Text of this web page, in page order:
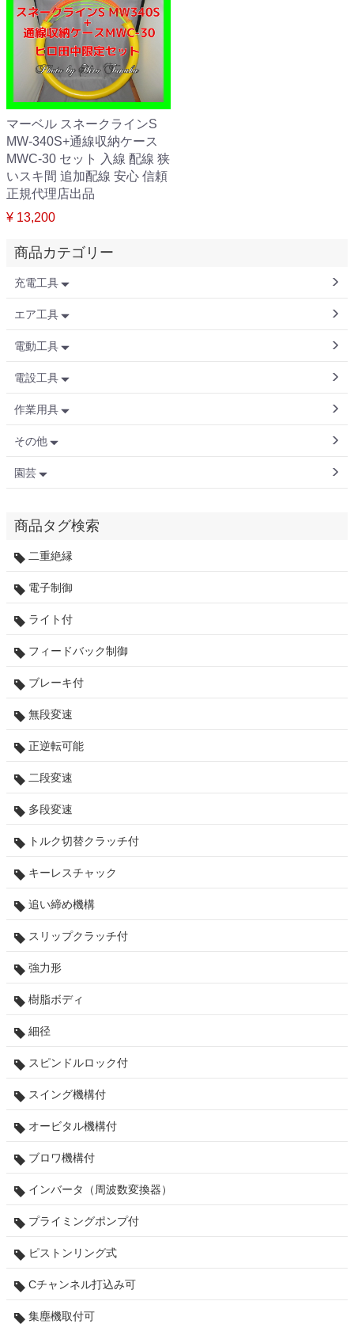
マーベル スネークラインS
MW-340S+通線収納ケース
MWC-30 セット 入線 配線 狭
いスキ間 追加配線 安心 信頼
正規代理店出品
¥ 13,200
商品カテゴリー
充電工具
エア工具
電動工具
電設工具
作業用具
その他
園芸
商品タグ検索
二重絶縁
電子制御
ライト付
フィードバック制御
ブレーキ付
無段変速
正逆転可能
二段変速
多段変速
トルク切替クラッチ付
キーレスチャック
追い締め機構
スリップクラッチ付
強力形
樹脂ボディ
細径
スピンドルロック付
スイング機構付
オービタル機構付
ブロワ機構付
インバータ（周波数変換器）
プライミングポンプ付
ピストンリング式
Cチャンネル打込み可
集塵機取付可